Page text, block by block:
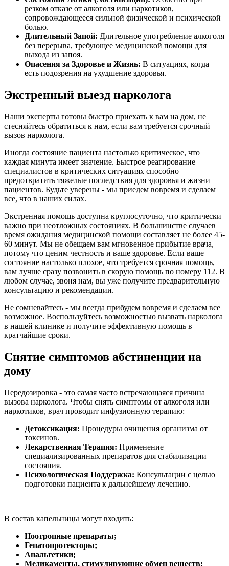
резком отказе от алкоголя или наркотиков,
сопровождающееся сильной физической и психической
болью.
Длительный Запой: Длительное употребление алкоголя
без перерыва, требующее медицинской помощи для
выхода из запоя.
Опасения за Здоровье и Жизнь: В ситуациях, когда
есть подозрения на ухудшение здоровья.
Экстренный выезд нарколога
Наши эксперты готовы быстро приехать к вам на дом, не
стесняйтесь обратиться к нам, если вам требуется срочный
вызов нарколога.
Иногда состояние пациента настолько критическое, что
каждая минута имеет значение. Быстрое реагирование
специалистов в критических ситуациях способно
предотвратить тяжелые последствия для здоровья и жизни
пациентов. Будьте уверены - мы приедем вовремя и сделаем
все, что в наших силах.
Экстренная помощь доступна круглосуточно, что критически
важно при неотложных состояниях. В большинстве случаев
время ожидания медицинской помощи составляет не более 45-
60 минут. Мы не обещаем вам мгновенное прибытие врача,
потому что ценим честность и ваше здоровье. Если ваше
состояние настолько плохое, что требуется срочная помощь,
вам лучше сразу позвонить в скорую помощь по номеру 112. В
любом случае, звоня нам, вы уже получите предварительную
консультацию и рекомендации.
Не сомневайтесь - мы всегда прибудем вовремя и сделаем все
возможное. Воспользуйтесь возможностью вызвать нарколога
в нашей клинике и получите эффективную помощь в
кратчайшие сроки.
Снятие симптомов абстиненции на
дому
Передозировка - это самая часто встречающаяся причина
вызова нарколога. Чтобы снять симптомы от алкоголя или
наркотиков, врач проводит инфузионную терапию:
Детоксикация: Процедуры очищения организма от
токсинов.
Лекарственная Терапия: Применение
специализированных препаратов для стабилизации
состояния.
Психологическая Поддержка: Консультации с целью
подготовки пациента к дальнейшему лечению.
В состав капельницы могут входить:
Ноотропные препараты;
Гепатопротекторы;
Анальгетики;
Медикаменты, стимулирующие обмен веществ;